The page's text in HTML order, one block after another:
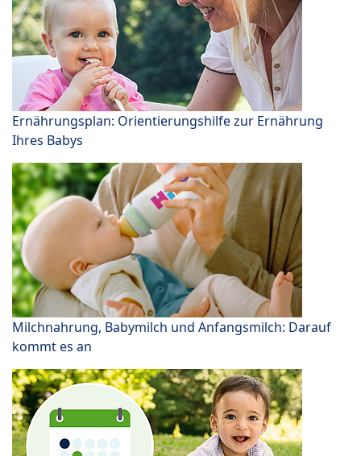
Ernährungsplan: Orientierungshilfe zur Ernährung
Ihres Babys
Milchnahrung, Babymilch und Anfangsmilch: Darauf
kommt es an